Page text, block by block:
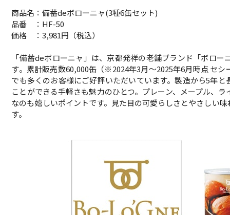
商品名：備蓄deボローニャ(3種6缶セット)
品番 ：HF-50
価格 ：3,981円（税込）
「備蓄deボローニャ」は、京都発祥の老舗ブランド「ボロ
す。累計販売数60,000缶（※2024年3月～2025年6月時点 セ
でも多くのお客様にご好評いただいています。製造から5年
ことができる手軽さも魅力のひとつ。プレーン、メープル、
なのも嬉しいポイントです。見た目の可愛らしさとやさしい
す。